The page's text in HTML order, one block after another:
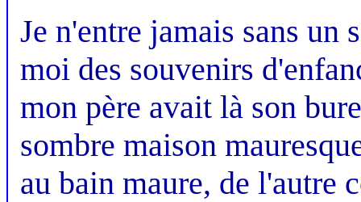
Je n'entre jamais sans un
moi des souvenirs
mon père avait là son
sombre maison
au bain maure, de l'autre